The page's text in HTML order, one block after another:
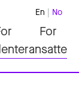
En No
For
ansatte